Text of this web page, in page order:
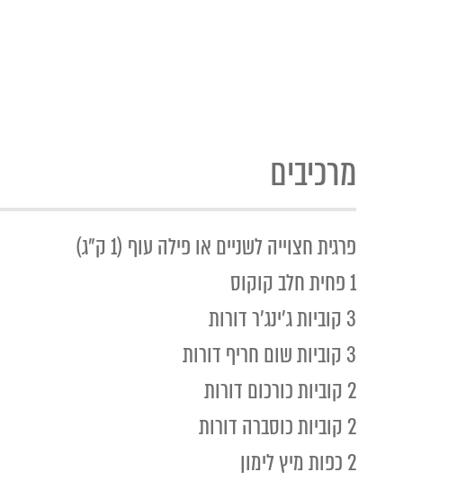
מרכיבים
פרגית חצוייה לשניים או פילה עוף (1 ק"ג)
1 פחית חלב קוקוס
3 קוביות ג'ינג'ר דורות
3 קוביות שום חריף דורות
2 קוביות כורכום דורות
2 קוביות כוסברה דורות
2 כפות מיץ לימון